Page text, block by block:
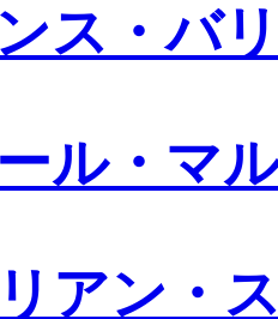
ス・バ
ル・マ
アン・